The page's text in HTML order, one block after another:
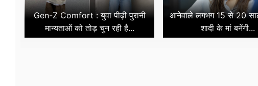
Gen-Z Comfort : युवा पीढ़ी पुरानी
मान्यताओं को तोड़ चुन रही है...
आनेवाले लगभग 15 से 20
शादी के मां बनेंगी...